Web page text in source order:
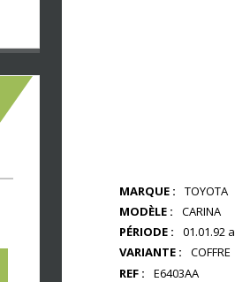
MARQUE :
TOYOTA
MODÈLE :
CARINA
PÉRIODE :
01.01.92
VARIANTE :
COFFRE
REF :
E6403AA